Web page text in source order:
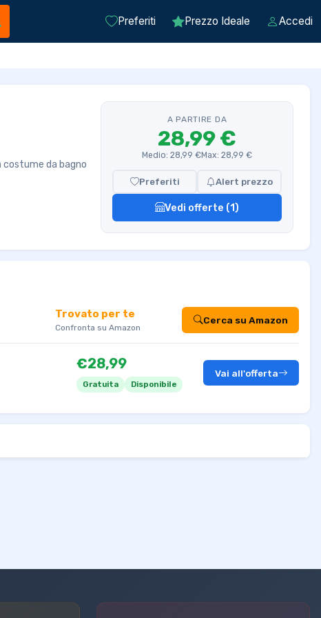
Preferiti Prezzo Ideale Accedi
costume da bagno
A PARTIRE DA
28,99 €
Medio: 28,99 €Max: 28,99 €
Preferiti Alert prezzo
Vedi offerte (1)
Trovato per te
Confronta su Amazon
Cerca su Amazon
€28,99
Gratuita Disponibile
Vai all'offerta